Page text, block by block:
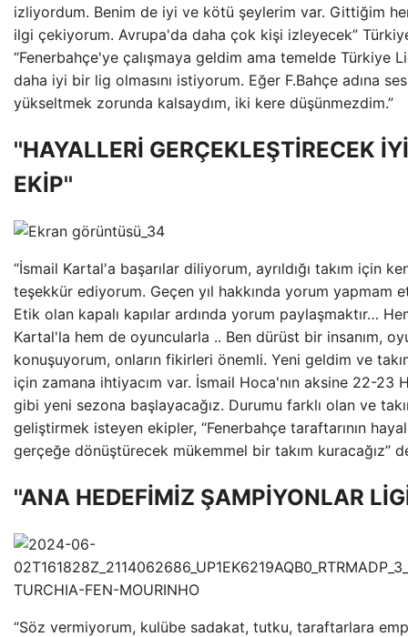
izliyordum. Benim de iyi ve kötü şeylerim var. Gittiğim
ilgi çekiyorum. Avrupa'da daha çok kişi izleyecek”
“Fenerbahçe'ye çalışmaya geldim ama temelde Türkiye
daha iyi bir lig olmasını istiyorum. Eğer F.Bahçe adına
yükseltmek zorunda kalsaydım, iki kere düşünmezdim.”
''HAYALLERİ GERÇEKLEŞTİRECEK
EKİP''
“İsmail Kartal'a başarılar diliyorum, ayrıldığı takım için
teşekkür ediyorum. Geçen yıl hakkında yorum yapmam
Etik olan kapalı kapılar ardında yorum paylaşmaktır…
Kartal'la hem de oyuncularla .. Ben dürüst bir insanım,
konuşuyorum, onların fikirleri önemli. Yeni geldim ve
için zamana ihtiyacım var. İsmail Hoca'nın aksine 22-23
gibi yeni sezona başlayacağız. Durumu farklı olan ve
geliştirmek isteyen ekipler, “Fenerbahçe taraftarının
gerçeğe dönüştürecek mükemmel bir takım kuracağız”
''ANA HEDEFİMİZ ŞAMPİYONLAR
“Söz vermiyorum, kulübe sadakat, tutku, taraftarlara